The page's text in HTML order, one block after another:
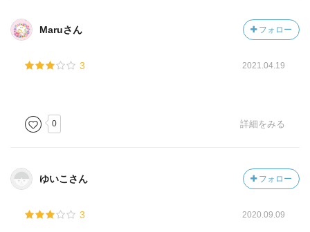
Maruさん フォロー
3 2021.04.19
0 詳細をみる
ゆいこさん フォロー
3 2020.09.09